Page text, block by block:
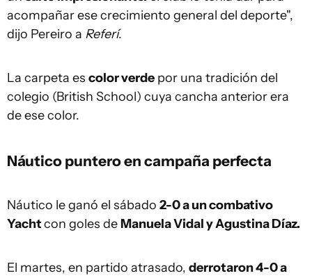
acompañar ese crecimiento general del deporte",
dijo Pereiro a Referí.
La carpeta es color verde por una tradición del
colegio (British School) cuya cancha anterior era
de ese color.
Náutico puntero en campaña perfecta
Náutico le ganó el sábado 2-0 a un combativo
Yachtcon goles de Manuela Vidal y Agustina Díaz.
El martes, en partido atrasado, derrotaron 4-0 a